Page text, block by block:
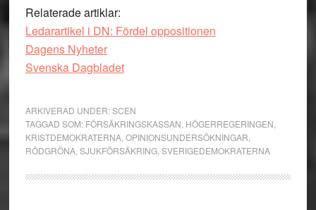
Relaterade artiklar:
Ledarartikel i DN: Fördel oppositionen
Dagens Nyheter
Svenska Dagbladet
ARKIVERAD UNDER:SCEN
TAGGAD SOM: FÖRSÄKRINGSKASSAN HÖGERREGERINGEN
KRISTDEMOKRATERNA, OPINIONSUNDERSÖKNINGAR
RÖDGRÖNA, SJUKFÖRSÄKRING, SVERIGEDEMOKRATERNA